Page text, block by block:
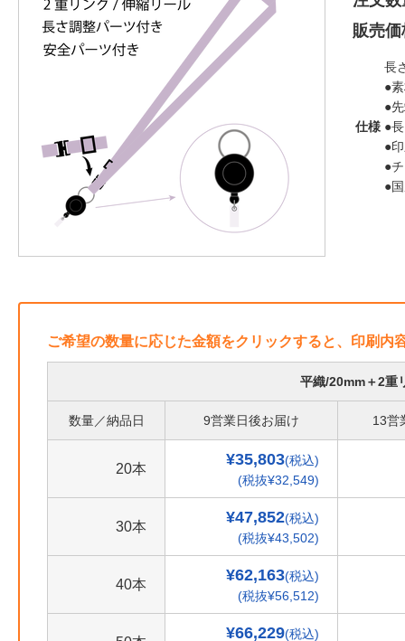
販売価
仕様
長
●
●
●
●
●
●
ご希望の数量に応じた金額をクリックすると、印刷内
平織/20mm＋2重
数量／納品日 9営業日後お届け 13営
20本
¥35,803(税込)
(税抜¥32,549)
30本
¥47,852(税込)
(税抜¥43,502)
40本
¥62,163(税込)
(税抜¥56,512)
¥66,229(税込)